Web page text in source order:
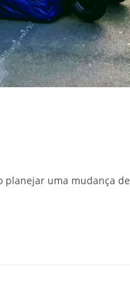
planejar uma mudança de